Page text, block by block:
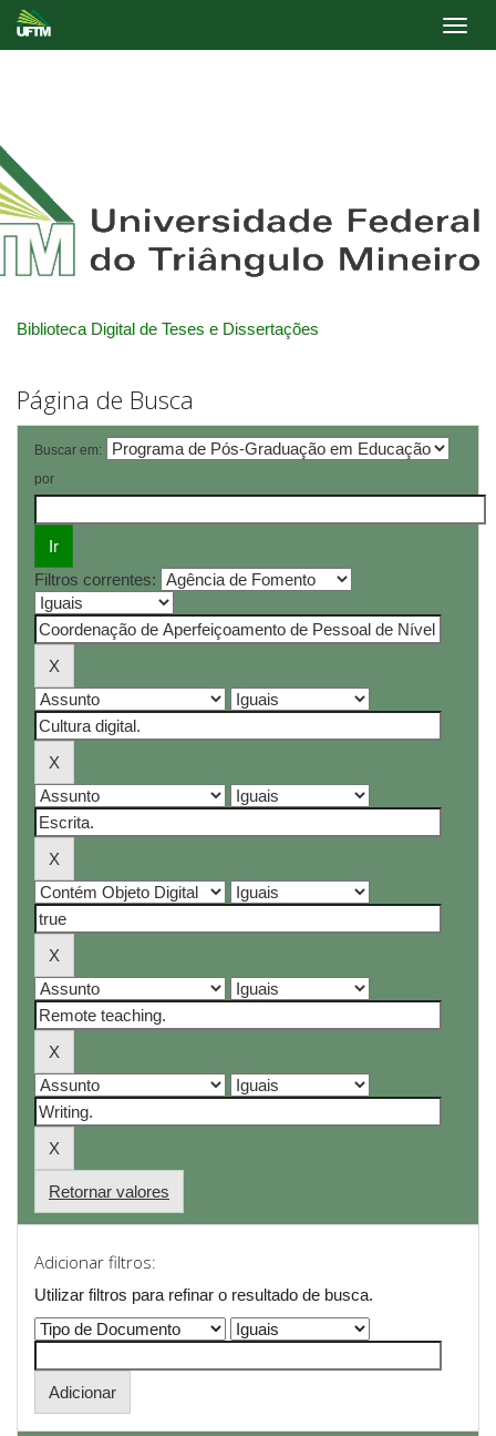
Biblioteca Digital de Teses e Dissertações
Página de Busca
Buscar em:
por
Filtros correntes:
Retornar valores
Adicionar filtros:
Utilizar filtros para refinar o resultado de busca.